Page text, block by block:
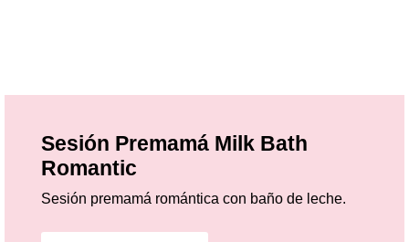
Sesión Premamá Milk Bath
Romantic
Sesión premamá romántica con baño de leche.